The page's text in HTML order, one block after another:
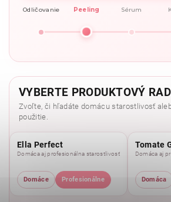
Odličovanie Peeling Sérum
VYBERTE PRODUKTOVÝ
Zvoľte, či hľadáte domácu starostlivosť
použitie.
Ella Perfect
Domáca aj profesionálna starostlivosť
Domáce Profesionálne
Tomate
Domáca aj
Domáca